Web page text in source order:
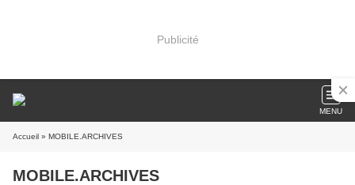
Publicité
MENU
Accueil » MOBILE.ARCHIVES
MOBILE.ARCHIVES